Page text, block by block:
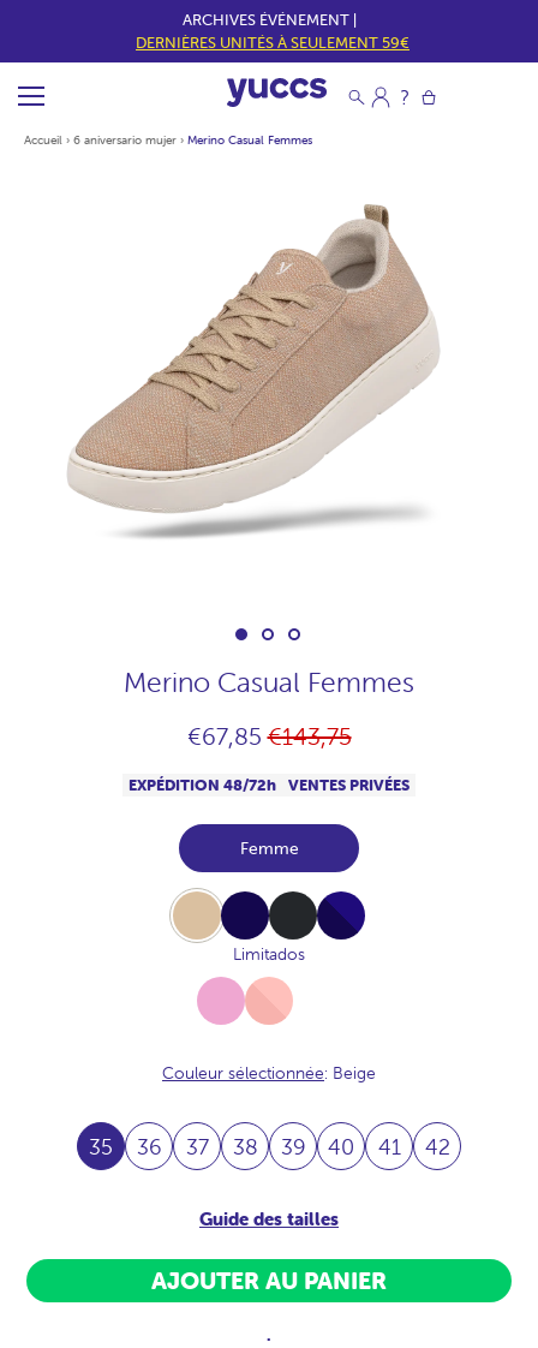
ARCHIVES ÉVÉNEMENT |
DERNIÈRES UNITÉS À SEULEMENT 59€
Accueil › 6 aniversario mujer › Merino Casual Femmes
Merino Casual Femmes
€67,85Prix
€143,75
EXPÉDITION 48/72h VENTES PRIVÉES
Femme
Beige Navy Carbon
Full-
Navy
Limitados
Sorbete
Full-
Pink
Uva
Couleur sélectionnée: Beige
35 36 37 38 39 40 41 42
Guide des tailles
AJOUTER AU PANIER
.